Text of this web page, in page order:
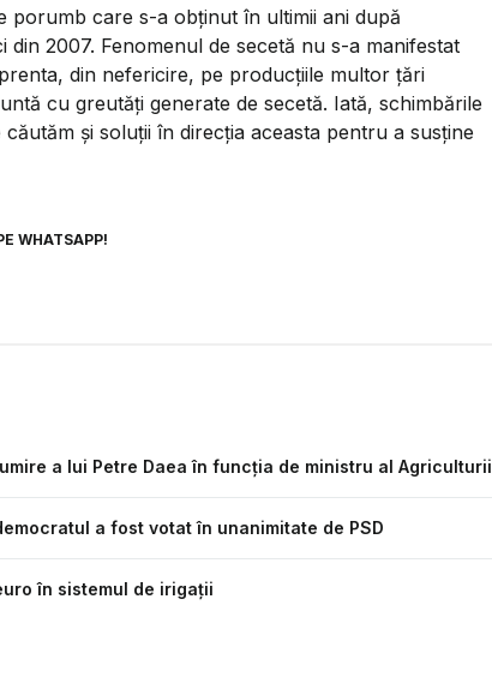
porumb care s-a obţinut în ultimii ani după
2007. Fenomenul de secetă nu s-a manifestat
din nefericire, pe producţiile multor ţări
cu greutăţi generate de secetă. Iată, schimbările
şi soluţii în direcţia aceasta pentru a susţine
WHATSAPP!
a lui Petre Daea în funcția de ministru al Agriculturii
a fost votat în unanimitate de PSD
în sistemul de irigații